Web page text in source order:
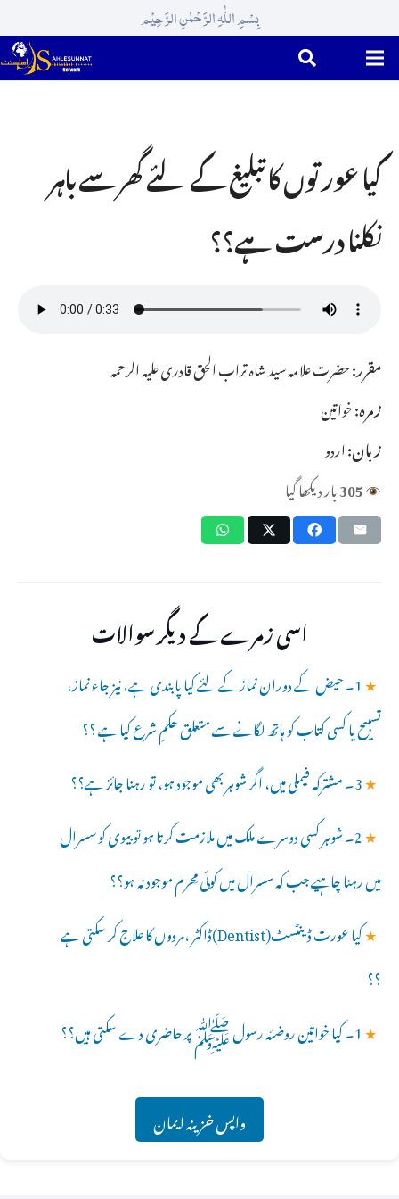
بِسْمِ اللّٰہِ الرَّحْمٰنِ الرَّحِیْم
کیا عورتوں کا تبلیغ کے لئے گھر سے باہر
نکلنا درست ہے؟؟
مقرر:حضرت علامہ سید شاہ تراب الحق قادری علیہ الرحمہ
زمرہ:خواتین
زبان:اردو
305بار دیکھا گیا
اسی زمرے کے دیگر سوالات
★ 1۔ حیض کے دوران نماز کے لئے کیا پابندی ہے، نیز جاء نماز،
تسبیح یا کسی کتاب کو ہاتھ لگانے سے متعلق حکمِ شرع کیا ہے ؟؟
★3۔ مشترکہ فیملی میں، اگر شوہر بھی موجود ہو، تو رہنا جائز ہے؟؟
★ 2۔ شوہر کسی دوسرے ملک میں ملازمت کرتا ہو تو بیوی کو سسرال
میں رہنا چاہیے جب کہ سسرال میں کوئی مِحرم موجود نہ ہو؟؟
★
کیا عورت ڈینٹسٹ(Dentist)ڈاکٹر ،مردوں کا علاج کر سکتی ہے
؟؟
★1۔ کیا خواتین روضئہ رسول ﷺ پر حاضری دے سکتی ہیں؟؟
واپس خزینہ ایمان